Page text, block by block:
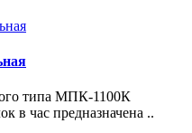
типа МПК-1100К
в час предназначена ..